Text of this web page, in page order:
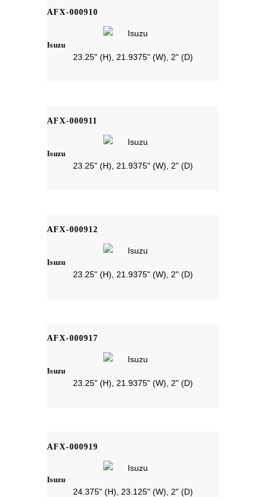
AFX-000910
Isuzu
23.25" (H), 21.9375" (W), 2" (D)
AFX-000911
Isuzu
23.25" (H), 21.9375" (W), 2" (D)
AFX-000912
Isuzu
23.25" (H), 21.9375" (W), 2" (D)
AFX-000917
Isuzu
23.25" (H), 21.9375" (W), 2" (D)
AFX-000919
Isuzu
24.375" (H), 23.125" (W), 2" (D)